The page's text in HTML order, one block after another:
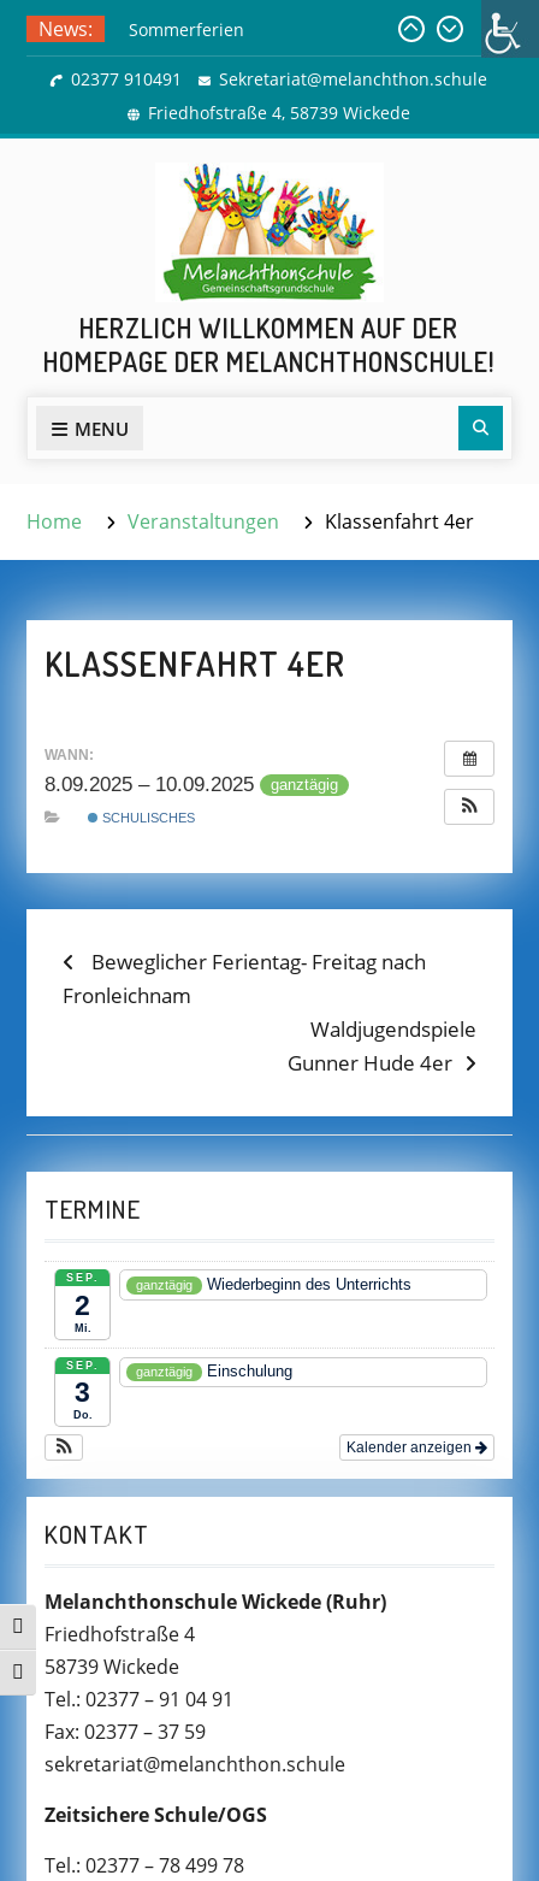
UMSCHALTEN AUF HOHE KONTRASTE
SCHRIFT VERGRÖSSERN
Skip
content
News:
Sommerferien
Ausflug zur Freilichtbühne
Herdringen
02377 910491
Sekretariat@melanchthon.schule
Friedhofstraße 4, 58739 Wickede
HERZLICH WILLKOMMEN AUF DER
HOMEPAGE DER MELANCHTHONSCHULE!
MENU
Home Veranstaltungen Klassenfahrt 4er
KLASSENFAHRT 4ER
WANN:
8.09.2025 – 10.09.2025 ganztägig
SCHULISCHES
BEITRAGS-
NAVIGATION
Previous
post:
Beweglicher Ferientag- Freitag nach
Fronleichnam
Next
post:
Waldjugendspiele
Gunner Hude 4er
TERMINE
SEP.
2
Mi.
ganztägig Wiederbeginn des Unterrichts
SEP.
3
Do.
ganztägig Einschulung
Kalender anzeigen
KONTAKT
Melanchthonschule Wickede(Ruhr)
Friedhofstraße 4
58739 Wickede
Tel.: 02377 – 91 04 91
Fax: 02377 – 37 59
sekretariat@melanchthon.schule
Zeitsichere Schule/OGS
Tel.: 02377 – 78 499 78